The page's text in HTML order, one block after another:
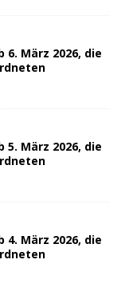
März 2026, die
März 2026, die
März 2026, die